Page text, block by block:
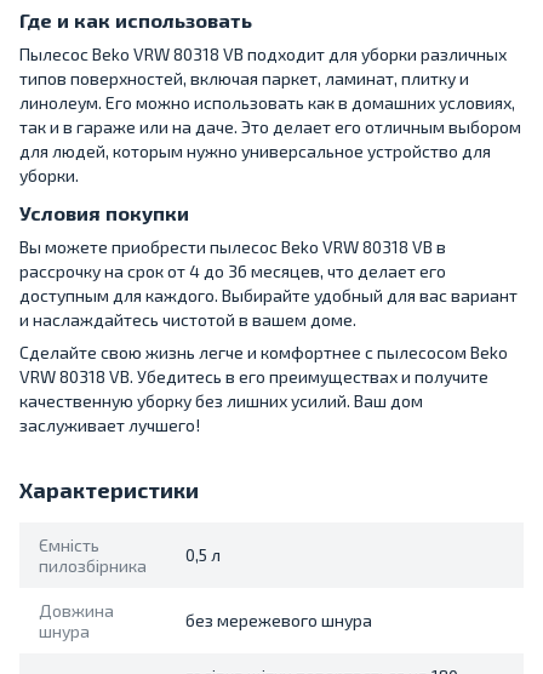
Где и как использовать
Пылесос Beko VRW 80318 VB подходит для уборки различных
типов поверхностей, включая паркет, ламинат, плитку и
линолеум. Его можно использовать как в домашних условиях,
так и в гараже или на даче. Это делает его отличным выбором
для людей, которым нужно универсальное устройство для
уборки.
Условия покупки
Вы можете приобрести пылесос Beko VRW 80318 VB в
рассрочку на срок от 4 до 36 месяцев, что делает его
доступным для каждого. Выбирайте удобный для вас вариант
и наслаждайтесь чистотой в вашем доме.
Сделайте свою жизнь легче и комфортнее с пылесосом Beko
VRW 80318 VB. Убедитесь в его преимуществах и получите
качественную уборку без лишних усилий. Ваш дом
заслуживает лучшего!
Характеристики
Ємність
пилозбірника
0,5 л
Довжина
шнура
без мережевого шнура